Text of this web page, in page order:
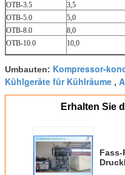
OTB-3.5
3,5
OTB-5.0
5,0
OTB-8.0
8,0
OTB-10.0
10,0
Umbauten: Kompressor-
Kühlgeräte für Kühlräume ,
Erhalten Sie
Fass-